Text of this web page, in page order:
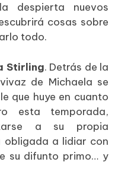
despierta nuevos
cosas sobre
todo.
Stirling. Detrás de la
de Michaela se
que huye en cuanto
esta temporada,
a su propia
obligada a lidiar con
su difunto primo… y